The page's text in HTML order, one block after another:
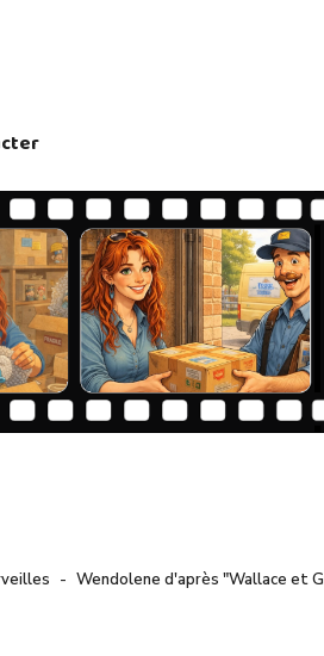
Wendolene d'après "Wallace et